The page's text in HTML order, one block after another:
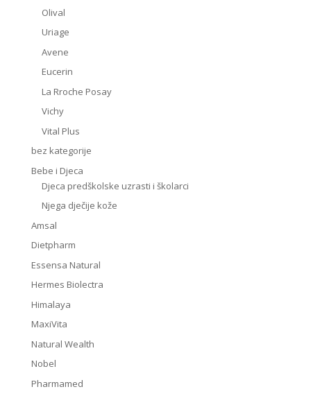
Olival
Uriage
Avene
Eucerin
La Rroche Posay
Vichy
Vital Plus
bez kategorije
Bebe i Djeca
Djeca predškolske uzrasti i školarci
Njega dječije kože
Amsal
Dietpharm
Essensa Natural
Hermes Biolectra
Himalaya
MaxiVita
Natural Wealth
Nobel
Pharmamed